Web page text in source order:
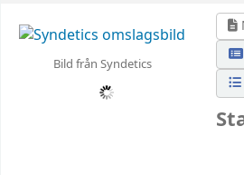
Bild från Syndetics